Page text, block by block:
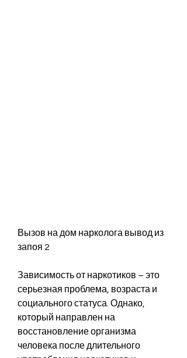
Вызов на дом нарколога вывод из
запоя 2
Зависимость от наркотиков – это
серьезная проблема, возраста и
социального статуса. Однако,
который направлен на
восстановление организма
человека после длительного